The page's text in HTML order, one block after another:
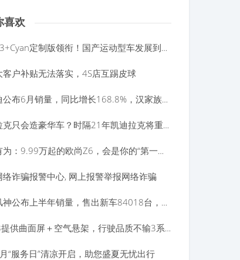
喜欢
领克03+Cyan定制版领衔！国产运动型车发展到了新高度？
客户补贴无法落实，4S店互踢皮球
比亚迪公布6月销量，同比增长168.8%，汉家族售出超2.5万台？
凯迪拉克只会造豪华车？时隔21年凯迪拉克将重返勒芒24小时耐力赛
年轻有为：9.99万起的欧尚Z6，会是你的“第一台车”吗？
络诈骗报警中心, 网上报警举报网络诈骗
东风风神公布上半年销量，售出新车84018台，同比增长达到95%？
宝马i3提供曲面屏＋空气悬架，行驶品质不输3系，你会考虑吗？
“服务日”清凉开启，助您盛夏无忧出行